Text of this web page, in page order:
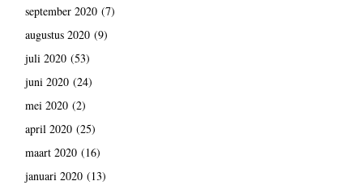
september 2020(7)
augustus 2020(9)
juli 2020(53)
juni 2020(24)
mei 2020(2)
april 2020(25)
maart 2020(16)
januari 2020(13)